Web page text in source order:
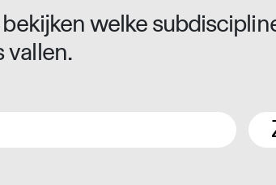
welke
vallen.